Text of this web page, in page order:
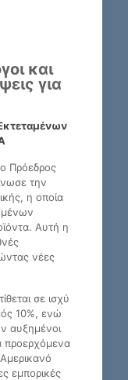
και
για
Πρόεδρος
την
η οποία
Αυτή η
νέες
σε ισχύ
10%, ενώ
αυξημένοι
προερχόμενα
εμπορικές